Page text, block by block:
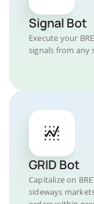
Signal Bot
Execute your
signals from any
GRID Bot
Capitalize on
sideways